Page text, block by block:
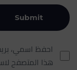
احفظ اسمي،
هذا المتصفح